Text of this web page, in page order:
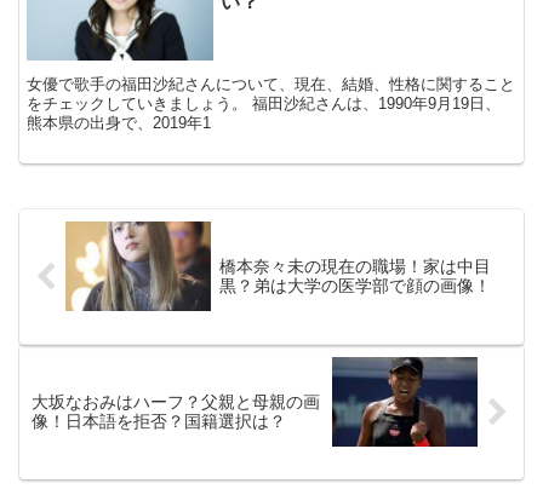
女優で歌手の福田沙紀さんについて、現在、結婚、性格に関すること
をチェックしていきましょう。 福田沙紀さんは、1990年9月19日、
熊本県の出身で、2019年1
橋本奈々未の現在の職場！家は中目
黒？弟は大学の医学部で顔の画像！
大坂なおみはハーフ？父親と母親の画
像！日本語を拒否？国籍選択は？